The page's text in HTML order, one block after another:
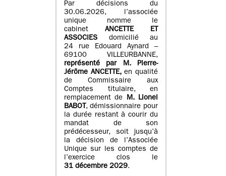
Par décisions du
30.06.2026, l’associée
unique nomme le
cabinet ANCETTE ET
ASSOCIES
domicilié au
24 rue Edouard Aynard –
69100 VILLEURBANNE,
représenté par M.Pierre-
Jérôme ANCETTE, en qualité
de Commissaire aux
Comptes titulaire, en
remplacement de M.Lionel
BABOT , démissionnaire pour
la durée restant à courir du
mandat de son
prédécesseur, soit jusqu’à
la décision de l’Associée
Unique sur les comptes de
l’exercice clos le
31 décembre 2029.